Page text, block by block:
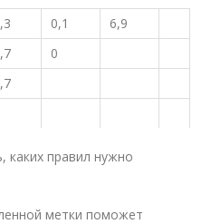
0,1
6,9
0
каких правил нужно
метки поможет